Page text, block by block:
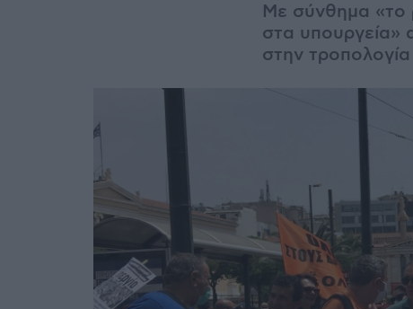
Με σύνθημα «τo
στα υπουργεία»
στην τροπολογία